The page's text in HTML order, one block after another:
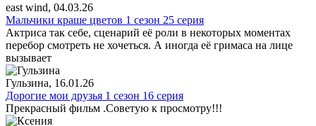
east wind, 04.03.26
Мальчики краше цветов 1 сезон 25 серия
Актриса так себе, сценарий её роли в некоторых моментах
перебор смотреть не хочеться. А иногда её гримаса на лице
вызывает
Гульзина, 16.01.26
Дорогие мои друзья 1 сезон 16 серия
Прекрасный фильм .Советую к просмотру!!!